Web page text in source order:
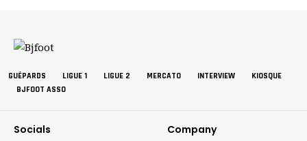
GUÉPARDS LIGUE 1 LIGUE 2 MERCATO INTERVIEW
KIOSQUE
BJFOOT ASSO
Socials Company